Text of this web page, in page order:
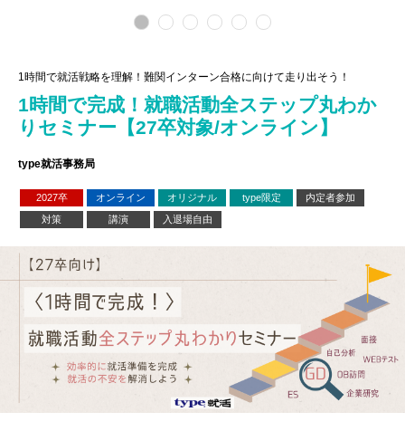
1時間で就活戦略を理解！難関インターン合格に向けて走り出そう！
1時間で完成！就職活動全ステップ丸わか
りセミナー【27卒対象/オンライン】
type就活事務局
2027卒 オンライン オリジナル type限定
内定者参加
対策
講演 入退場自由